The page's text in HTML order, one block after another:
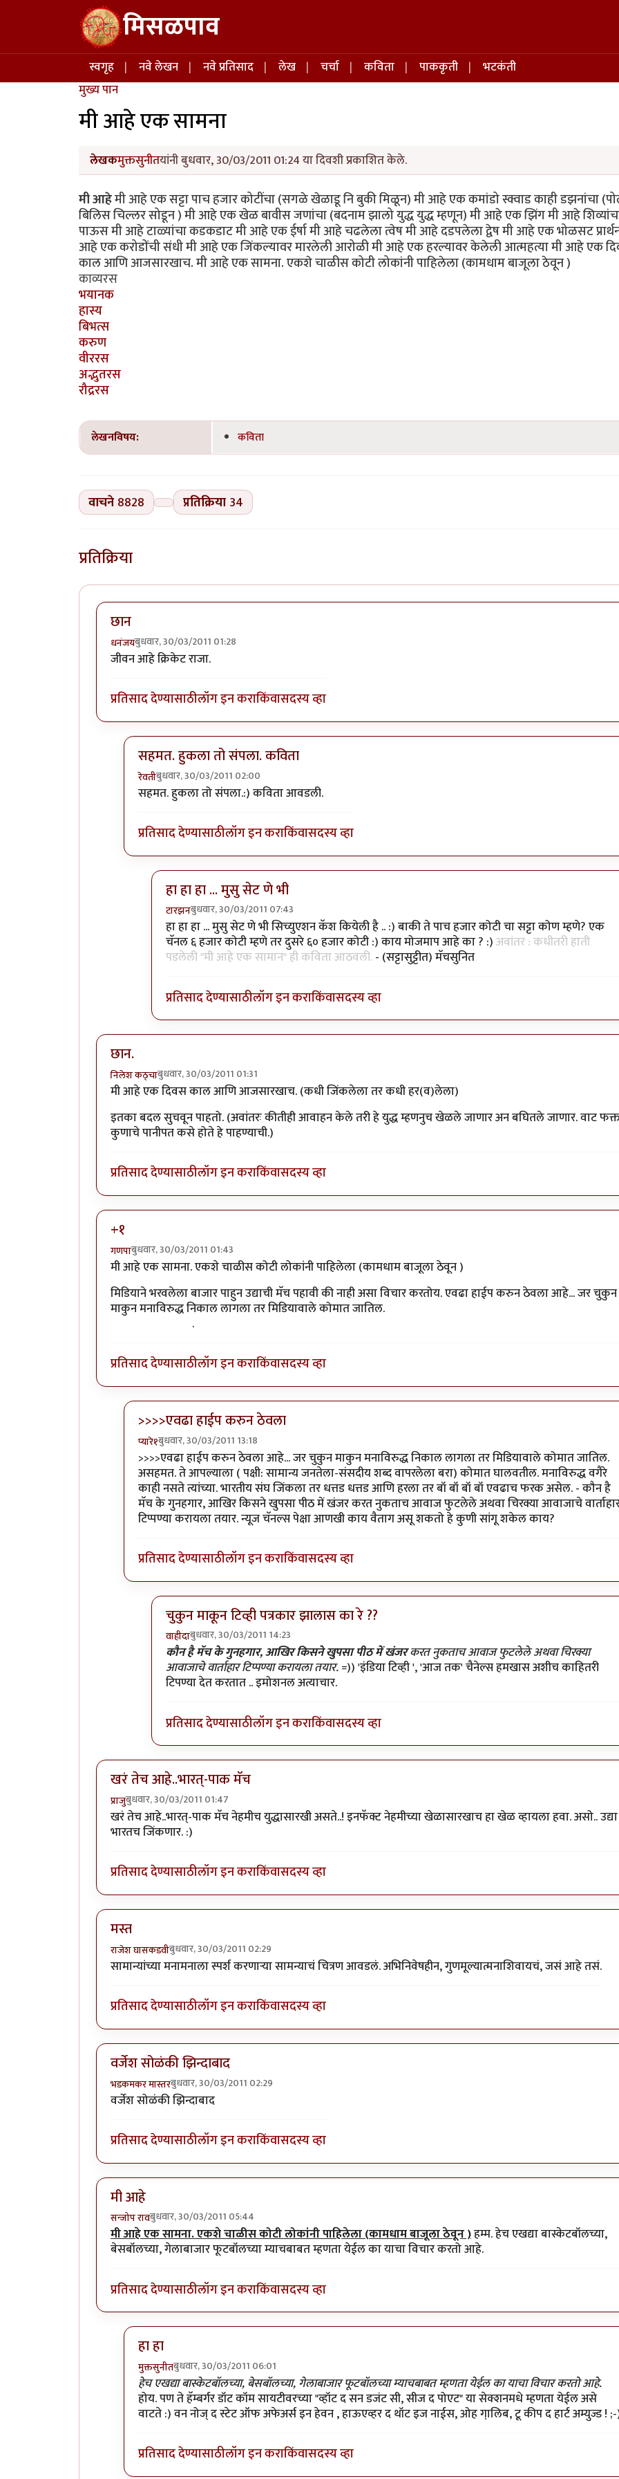
Skip to main content मिसळपाव
Main navigation
स्वगृह नवे लेखन नवे प्रतिसाद लेख चर्चा कविता पाककृती
भटकंती
मुख्य पान
मी आहे एक सामना
लेखकमुक्तसुनीतयांनी बुधवार, 30/03/2011 01:24 या दिवशी प्रकाशित केले.
मी आहेमी आहे एक सट्टा पाच हजार कोटींचा (सगळे खेळाडू नि बुकी मिळून) मी आहे एक कमांडो स्क्वाड काही डझनांचा
बिलिस चिल्लर सोडून ) मी आहे एक खेळ बावीस जणांचा (बदनाम झालो युद्ध युद्ध म्हणून) मी आहे एक झिंग मी आहे
पाऊस मी आहे टाळ्यांचा कडकडाट मी आहे एक ईर्षा मी आहे चढलेला त्वेष मी आहे दडपलेला द्वेष मी आहे एक भोळसट
आहे एक करोडोंची संधी मी आहे एक जिंकल्यावर मारलेली आरोळी मी आहे एक हरल्यावर केलेली आत्महत्या मी आहे एक
काल आणि आजसारखाच. मी आहे एक सामना. एकशे चाळीस कोटी लोकांनी पाहिलेला (कामधाम बाजूला ठेवून )
काव्यरस
भयानक
हास्य
बिभत्स
करुण
वीररस
अद्भुतरस
रौद्ररस
लेखनविषय: कविता
वाचने 8828 प्रतिक्रिया 34
प्रतिक्रिया
छान
धनंजयबुधवार, 30/03/2011 01:28
जीवन आहे क्रिकेट राजा.
प्रतिसाद देण्यासाठीलॉग इन कराकिंवासदस्य व्हा
सहमत. हुकला तो संपला. कविता
रेवतीबुधवार, 30/03/2011 02:00
In reply toछानbyधनंजय
सहमत. हुकला तो संपला.:) कविता आवडली.
प्रतिसाद देण्यासाठीलॉग इन कराकिंवासदस्य व्हा
हा हा हा ... मुसु सेट णे भी
टारझनबुधवार, 30/03/2011 07:43
In reply toसहमत. हुकला तो संपला. कविताbyरेवती
हा हा हा ... मुसु सेट णे भी सिच्युएशन कॅश कियेली है .. :) बाकी ते पाच हजार कोटी चा सट्टा कोण म्हणे? एक
चॅनल ६ हजार कोटी म्हणे तर दुसरे ६० हजार कोटी :) काय मोजमाप आहे का ? :)अवांतर : कधीतरी हाती
पडलेली "मी आहे एक सामान" ही कविता आठवली.- (सट्टासुट्टीत) मॅचसुनित
प्रतिसाद देण्यासाठीलॉग इन कराकिंवासदस्य व्हा
छान.
निलेश कठ्चाबुधवार, 30/03/2011 01:31
मी आहे एक दिवस काल आणि आजसारखाच. (कधी जिंकलेला तर कधी हर(व)लेला)
इतका बदल सुचवून पाहतो. (अवांतरः कीतीही आवाहन केले तरी हे युद्ध म्हणनुच खेळले जाणार अन बघितले जाणार. वाट
कुणाचे पानीपत कसे होते हे पाहण्याची.)
प्रतिसाद देण्यासाठीलॉग इन कराकिंवासदस्य व्हा
+१
गणपाबुधवार, 30/03/2011 01:43
मी आहे एक सामना. एकशे चाळीस कोटी लोकांनी पाहिलेला (कामधाम बाजूला ठेवून )
मिडियाने भरवलेला बाजार पाहुन उद्याची मॅच पहावी की नाही असा विचार करतोय. एवढा हाईप करुन ठेवला आहे... जर चुकुन
माकुन मनाविरुद्ध निकाल लागला तर मिडियावाले कोमात जातिल.
.
प्रतिसाद देण्यासाठीलॉग इन कराकिंवासदस्य व्हा
>>>>एवढा हाईप करुन ठेवला
प्यारे१बुधवार, 30/03/2011 13:18
In reply to+१byगणपा
>>>>एवढा हाईप करुन ठेवला आहे... जर चुकुन माकुन मनाविरुद्ध निकाल लागला तर मिडियावाले कोमात जातिल.
असहमत. ते आपल्याला ( पक्षी: सामान्य जनतेला-संसदीय शब्द वापरलेला बरा) कोमात घालवतील. मनाविरुद्ध वगैरे
काही नसते त्यांच्या. भारतीय संघ जिंकला तर धत्तड धत्तड आणि हरला तर बॉ बॉ बॉ बॉ एवढाच फरक असेल. - कौन है
मॅच के गुनहगार, आखिर किसने खुपसा पीठ में खंजर करत नुकताच आवाज फुटलेले अथवा चिरक्या आवाजाचे
टिप्पण्या करायला तयार. न्यूज चॅनल्स पेक्षा आणखी काय वैताग असू शकतो हे कुणी सांगू शकेल काय?
प्रतिसाद देण्यासाठीलॉग इन कराकिंवासदस्य व्हा
चुकुन माकून टिव्ही पत्रकार झालास का रे ??
वाहीदाबुधवार, 30/03/2011 14:23
In reply to>>>>एवढा हाईप करुन ठेवलाbyप्यारे१
कौन है मॅच के गुनहगार, आखिर किसने खुपसा पीठ में खंजरकरत नुकताच आवाज फुटलेले अथवा चिरक्या
आवाजाचे वार्ताहार टिप्पण्या करायला तयार.=)) 'इंडिया टिव्ही ', 'आज तक' चैनेल्स हमखास अशीच काहितरी
टिपण्या देत करतात .. इमोशनल अत्याचार.
प्रतिसाद देण्यासाठीलॉग इन कराकिंवासदस्य व्हा
खरं तेच आहे..भारत्-पाक मॅच
प्राजुबुधवार, 30/03/2011 01:47
खरं तेच आहे..भारत्-पाक मॅच नेहमीच युद्धासारखी असते..! इनफॅक्ट नेहमीच्या खेळासारखाच हा खेळ व्हायला हवा. असो.. उद्या
भारतच जिंकणार. :)
प्रतिसाद देण्यासाठीलॉग इन कराकिंवासदस्य व्हा
मस्त
राजेश घासकडवीबुधवार, 30/03/2011 02:29
सामान्यांच्या मनामनाला स्पर्श करणाऱ्या सामन्याचं चित्रण आवडलं. अभिनिवेषहीन, गुणमूल्यात्मनाशिवायचं, जसं आहे तसं.
प्रतिसाद देण्यासाठीलॉग इन कराकिंवासदस्य व्हा
वर्जेश सोळंकी झिन्दाबाद
भडकमकर मास्तरबुधवार, 30/03/2011 02:29
वर्जेश सोळंकी झिन्दाबाद
प्रतिसाद देण्यासाठीलॉग इन कराकिंवासदस्य व्हा
मी आहे
सन्जोप रावबुधवार, 30/03/2011 05:44
मी आहे एक सामना. एकशे चाळीस कोटी लोकांनी पाहिलेला (कामधाम बाजूला ठेवून )हम्म. हेच एखद्या बास्केटबॉलच्या,
बेसबॉलच्या, गेलाबाजार फूटबॉलच्या म्याचबाबत म्हणता येईल का याचा विचार करतो आहे.
प्रतिसाद देण्यासाठीलॉग इन कराकिंवासदस्य व्हा
हा हा
मुक्तसुनीतबुधवार, 30/03/2011 06:01
In reply toमी आहेbyसन्जोप राव
हेच एखद्या बास्केटबॉलच्या, बेसबॉलच्या, गेलाबाजार फूटबॉलच्या म्याचबाबत म्हणता येईल का याचा विचार करतो आहे.
होय. पण ते हॅम्बर्गर डॉट कॉम सायटीवरच्या "व्हॉट द सन डजंट सी, सीज द पोएट" या सेक्शनमधे म्हणता येईल असे
वाटते :) वन नोज् द स्टेट ऑफ अफेअर्स इन हेवन , हाऊएव्हर द थॉट इज नाईस, ओह गा़लिब, टू कीप द हार्ट अम्युज्ड !
प्रतिसाद देण्यासाठीलॉग इन कराकिंवासदस्य व्हा